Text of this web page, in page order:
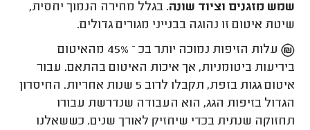
שמש מזגנים וציוד שונה. בגלל מחירה הנמוך יחסית,
שיטת איטום זו נהוגה בבנייני מגורים גדולים.
עלות הזיפות נמוכה יותר בכ – 45% מהאיטום
ביריעות ביטומניות, אך איכות האיטום בהתאם. עבור
איטום גגות בזפת, תקבלו לרוב 5 שנות אחריות. החיסרון
הגדול בזיפות הגג, הוא העבודה שנדרשת עבורו
תחזוקה שנתית בכדי שיחזיק לאורך שנים. כששאלנו